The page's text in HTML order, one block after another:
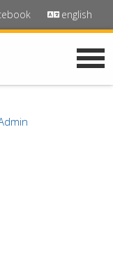
english